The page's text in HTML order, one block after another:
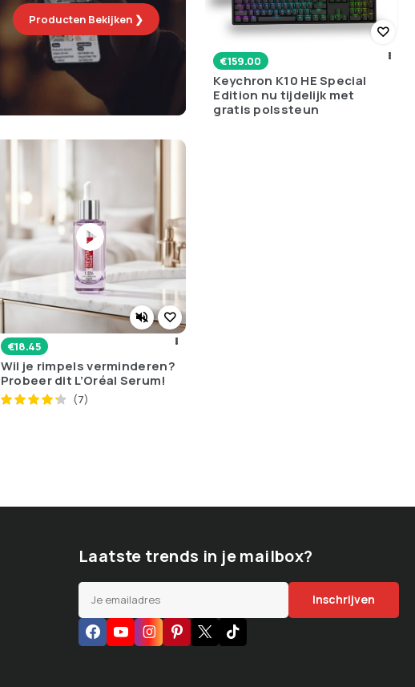
Producten Bekijken ❯
€159.00
Keychron K10 HE Special
Edition nu tijdelijk met
gratis polssteun
€18.45
Wil je rimpels verminderen?
Probeer dit L’Oréal Serum!
(7)
Laatste trends in je mailbox?